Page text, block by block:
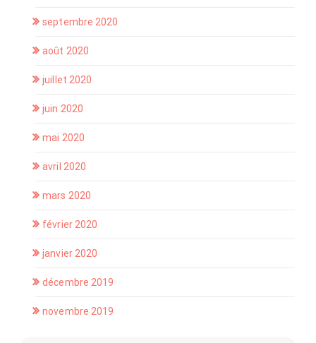
septembre 2020
août 2020
juillet 2020
juin 2020
mai 2020
avril 2020
mars 2020
février 2020
janvier 2020
décembre 2019
novembre 2019